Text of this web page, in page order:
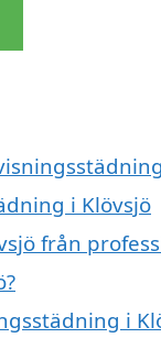
i Klövsjö
från
i